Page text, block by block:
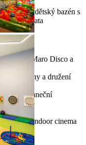
bazén, dětský bazén s
pro batolata
- Maro Disco a
dny a družení
taneční
at the indoor cinema